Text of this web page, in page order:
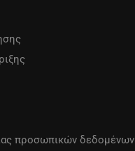
προσωπικών δεδομένων